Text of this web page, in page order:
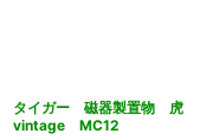
タイガー 磁器製置物 虎
vintage MC12